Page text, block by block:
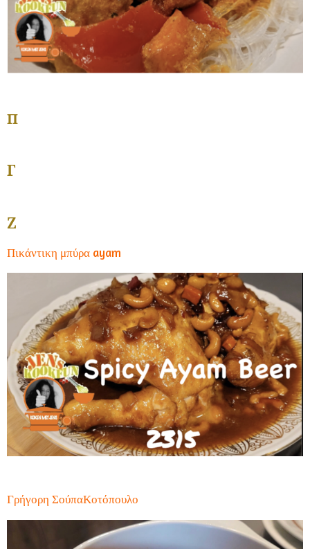
Π
Γ
Ζ
Πικάντικη μπύρα ayam
Γρήγορη ΣούπαΚοτόπουλο